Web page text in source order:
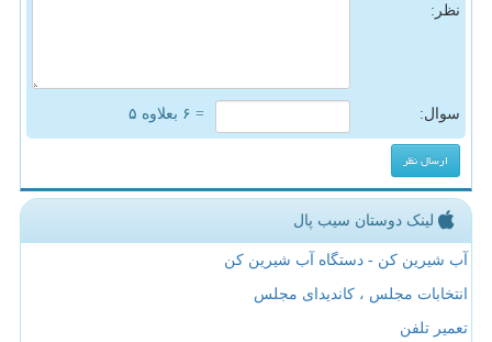
نظر:
سوال: = ۶ بعلاوه ۵
لینک دوستان سیب پال
آب شیرین کن - دستگاه آب شیرین کن
انتخابات مجلس ، کاندیدای مجلس
تعمیر تلفن